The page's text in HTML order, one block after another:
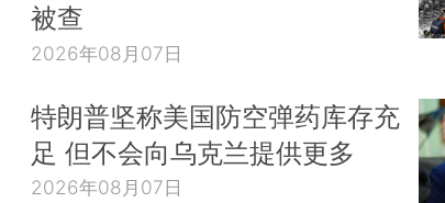
被查
2026年08月07日
特朗普坚称美国防空弹药库存充
足 但不会向乌克兰提供更多
2026年08月07日